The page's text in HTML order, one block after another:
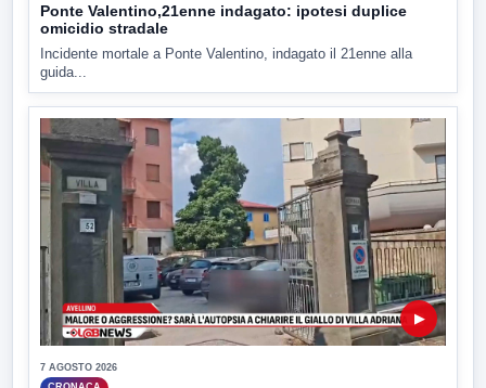
Ponte Valentino,21enne indagato: ipotesi duplice
omicidio stradale
Incidente mortale a Ponte Valentino, indagato il 21enne alla
guida...
▶
7 AGOSTO 2026